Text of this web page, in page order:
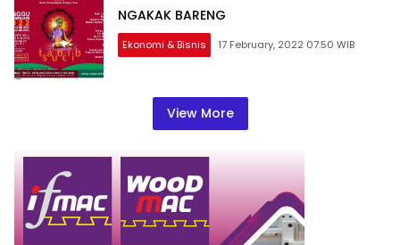
NGAKAK BARENG
Ekonomi & Bisnis 17 February, 2022 07:50 WIB
View More